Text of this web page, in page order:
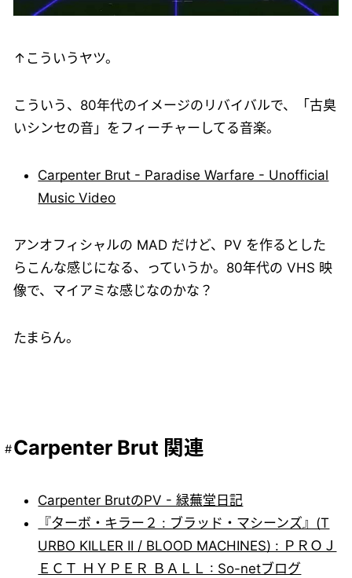
↑こういうヤツ。
こういう、80年代のイメージのリバイバルで、「古臭
いシンセの音」をフィーチャーしてる音楽。
Carpenter Brut - Paradise Warfare - Unofficial
Music Video
アンオフィシャルの MAD だけど、PV を作るとした
らこんな感じになる、っていうか。80年代の VHS 映
像で、マイアミな感じなのかな？
たまらん。
Carpenter Brut 関連
Carpenter BrutのPV - 緑蕪堂日記
『ターボ・キラー２ : ブラッド・マシーンズ』(T
URBO KILLER II / BLOOD MACHINES) : ＰＲＯＪ
ＥＣＴ ＨＹＰＥＲ ＢＡＬＬ : So-netブログ